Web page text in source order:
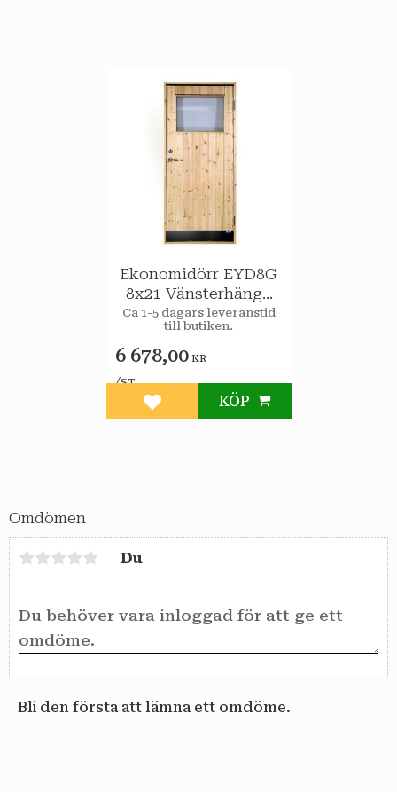
Omdömen
Du
Bli den första att lämna ett omdöme.
Ekonomidörr EYD8G
8x21 Vänsterhängd
STAR Varmförråd 2-
glas isolerruta
Ca 1-5 dagars leveranstid
till butiken.
6 678,00KR
/ST
Lägg till i favoriter
KÖP